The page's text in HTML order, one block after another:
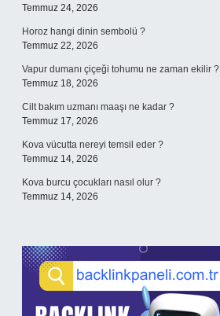
Temmuz 24, 2026
Horoz hangi dinin sembolü ?
Temmuz 22, 2026
Vapur dumanı çiçeği tohumu ne zaman ekilir ?
Temmuz 18, 2026
Cilt bakım uzmanı maaşı ne kadar ?
Temmuz 17, 2026
Kova vücutta nereyi temsil eder ?
Temmuz 14, 2026
Kova burcu çocukları nasıl olur ?
Temmuz 14, 2026